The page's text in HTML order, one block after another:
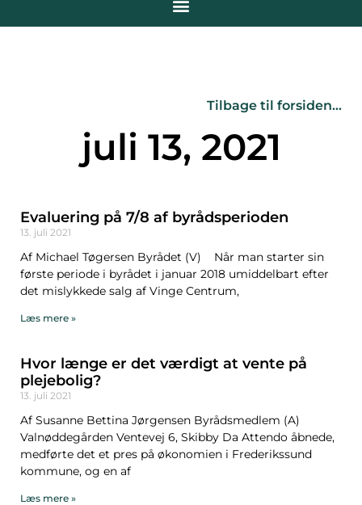
Tilbage til forsiden…
juli 13, 2021
Evaluering på 7/8 af byrådsperioden
13. juli 2021
Af Michael Tøgersen Byrådet (V) Når man starter sin
første periode i byrådet i januar 2018 umiddelbart efter
det mislykkede salg af Vinge Centrum,
Læs mere »
Hvor længe er det værdigt at vente på
plejebolig?
13. juli 2021
Af Susanne Bettina Jørgensen Byrådsmedlem (A)
Valnøddegården Ventevej 6, Skibby Da Attendo åbnede,
medførte det et pres på økonomien i Frederikssund
kommune, og en af
Læs mere »